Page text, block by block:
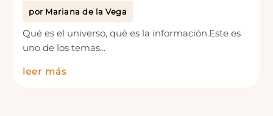
por Mariana de la Vega
Qué es el universo, qué es la información.Este es
uno de los temas...
leer más